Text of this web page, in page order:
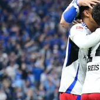
search
eingeben
© Krone Multimedia
Muthgasse 2, 1190